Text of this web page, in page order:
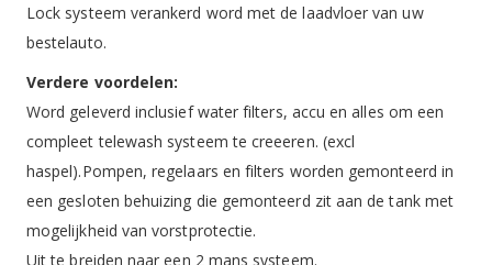
Lock systeem verankerd word met de laadvloer van uw
bestelauto.
Verdere voordelen:
Word geleverd inclusief water filters, accu en alles om een
compleet telewash systeem te creeeren. (excl
haspel).Pompen, regelaars en filters worden gemonteerd in
een gesloten behuizing die gemonteerd zit aan de tank met
mogelijkheid van vorstprotectie.
Uit te breiden naar een 2 mans systeem.